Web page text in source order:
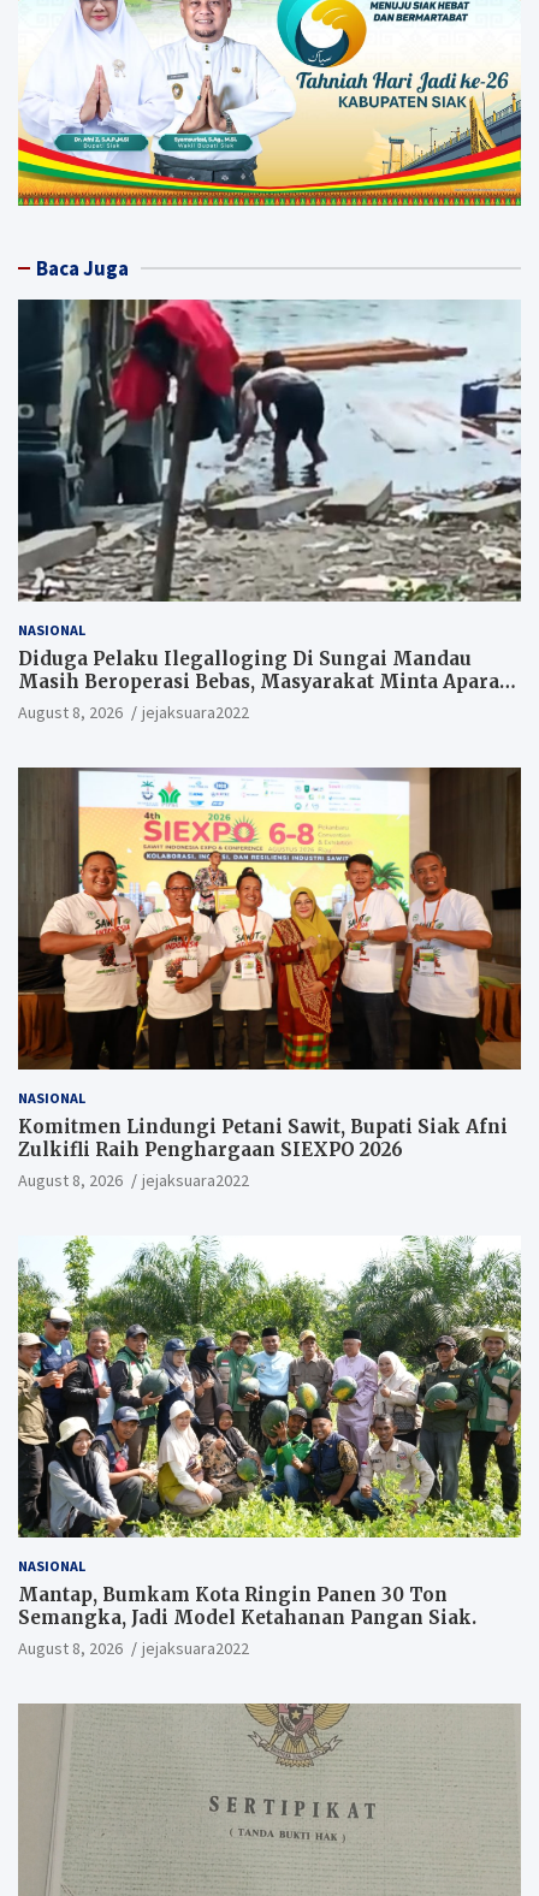
Baca Juga
NASIONAL
Diduga Pelaku Ilegalloging Di Sungai Mandau
Masih Beroperasi Bebas, Masyarakat Minta Aparat
Penegak Hukum Segera Tangkap Aktor Dan
Pengurus.
August 8, 2026 jejaksuara2022
NASIONAL
Komitmen Lindungi Petani Sawit, Bupati Siak Afni
Zulkifli Raih Penghargaan SIEXPO 2026
August 8, 2026 jejaksuara2022
NASIONAL
Mantap, Bumkam Kota Ringin Panen 30 Ton
Semangka, Jadi Model Ketahanan Pangan Siak.
August 8, 2026 jejaksuara2022